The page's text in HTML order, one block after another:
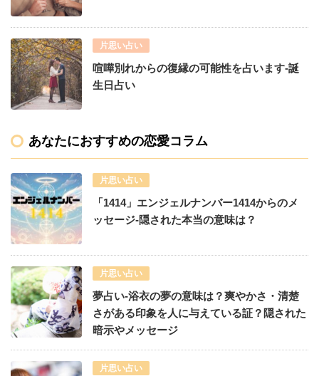
片思い占い
喧嘩別れからの復縁の可能性を占います-誕
生日占い
あなたにおすすめの恋愛コラム
片思い占い
「1414」エンジェルナンバー1414からのメ
ッセージ-隠された本当の意味は？
片思い占い
夢占い-浴衣の夢の意味は？爽やかさ・清楚
さがある印象を人に与えている証？隠された
暗示やメッセージ
片思い占い